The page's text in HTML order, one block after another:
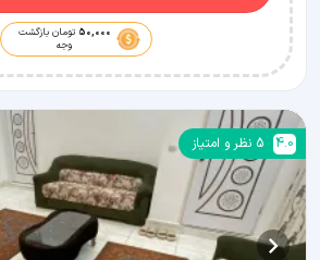
50,000 تومان بازگشت
وجه
4.0
5 نظر و امتیاز